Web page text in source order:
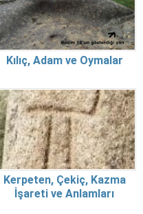
Kılıç, Adam ve Oymalar
Kerpeten, Çekiç, Kazma
İşareti ve Anlamları